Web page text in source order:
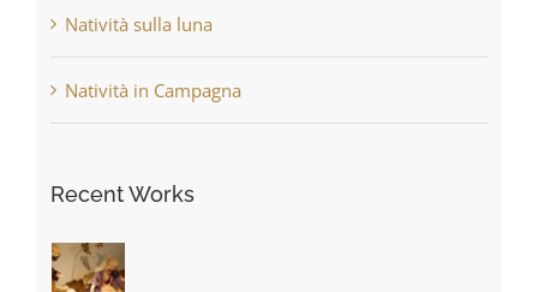
Natività sulla luna
Natività in Campagna
Recent Works